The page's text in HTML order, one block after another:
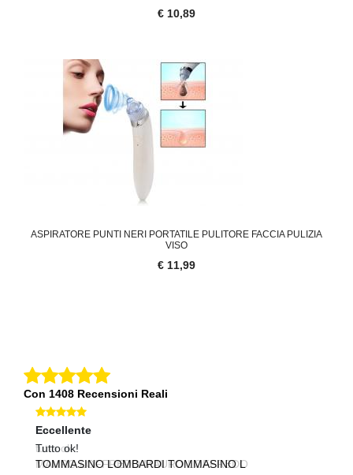
€ 10,89
ASPIRATORE PUNTI NERI PORTATILE PULITORE FACCIA PULIZIA
VISO
€ 11,99
Con 1408 Recensioni Reali
Eccellente
Tutto ok!
TOMMASINO LOMBARDI TOMMASINO L